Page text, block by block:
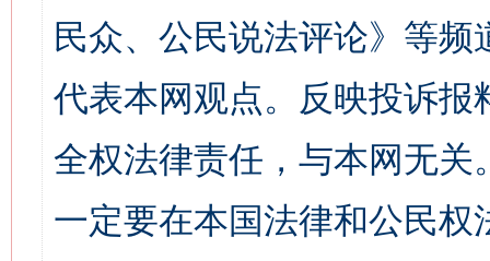
民众、公民说法评论》等
代表本网观点。反映投诉
全权法律责任，与本网无
一定要在本国法律和公民